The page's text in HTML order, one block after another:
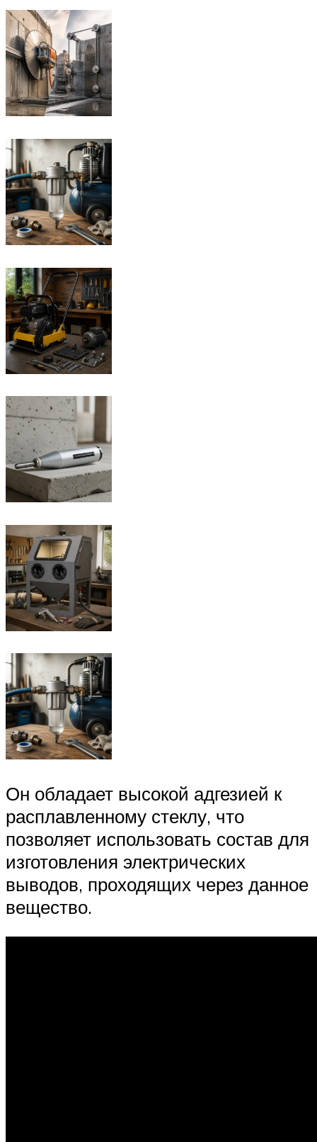
Он обладает высокой адгезией к
расплавленному стеклу, что
позволяет использовать состав для
изготовления электрических
выводов, проходящих через данное
вещество.